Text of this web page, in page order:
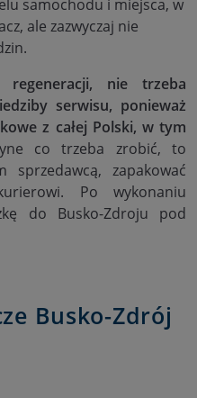
samochodu i miejsca, w
ale zazwyczaj nie
nie trzeba
serwisu, ponieważ
z całej Polski, w tym
co trzeba zrobić, to
sprzedawcą, zapakować
Po wykonaniu
do Busko-Zdroju pod
Busko-Zdrój